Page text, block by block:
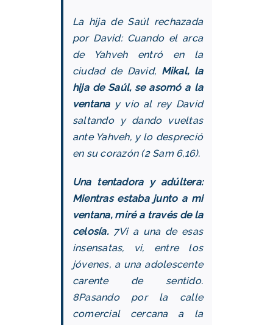
La hija de Saúl rechazada
por David: Cuando el arca
de Yahveh entró en la
ciudad de David, Mikal, la
hija de Saúl, se asomó a la
ventanay vio al rey David
saltando y dando vueltas
ante Yahveh, y lo despreció
en su corazón (2 Sam 6,16).
Una tentadora y adúltera:
Mientras estaba junto a mi
ventana, miré a través de la
celosía. 7Vi a una de esas
insensatas, vi, entre los
jóvenes, a una adolescente
carente de sentido.
8Pasando por la calle
comercial cercana a la